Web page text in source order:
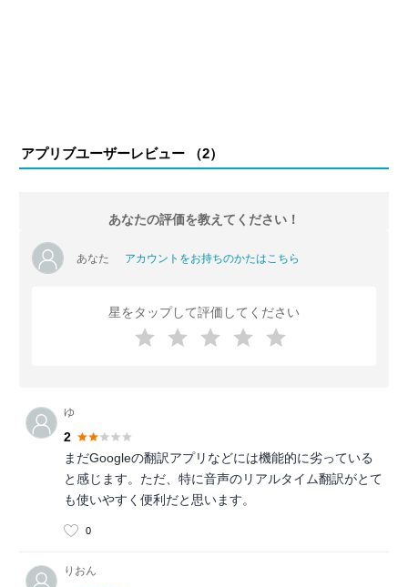
アプリブユーザーレビュー （2）
あなたの評価を教えてください！
あなた アカウントをお持ちのかたはこちら
星をタップして評価してください
ゆ
2
まだGoogleの翻訳アプリなどには機能的に劣っている
と感じます。ただ、特に音声のリアルタイム翻訳がとて
も使いやすく便利だと思います。
0
りおん